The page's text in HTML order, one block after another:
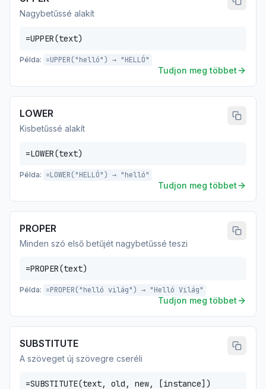
Nagybetűssé alakít
=UPPER(text)
Példa: =UPPER("helló") → "HELLÓ"
Tudjon meg többet
LOWER
Kisbetűssé alakít
=LOWER(text)
Példa: =LOWER("HELLÓ") → "helló"
Tudjon meg többet
PROPER
Minden szó első betűjét nagybetűssé teszi
=PROPER(text)
Példa: =PROPER("helló világ") → "Helló Világ"
Tudjon meg többet
SUBSTITUTE
A szöveget új szövegre cseréli
=SUBSTITUTE(text, old, new, [instance])